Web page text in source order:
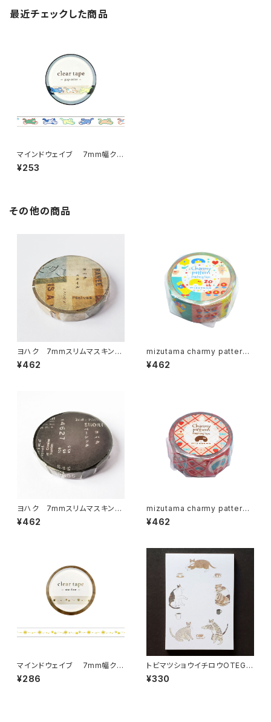
最近チェックした商品
マインドウェイブ 7mm幅クリ
アテープ 95640 pop color
ねこ ネコ猫
¥253
その他の商品
ヨハク 7mmスリムマスキング
テープ スタイル L-002
¥462
mizutama charmy pattern
マスキングテープ うきうきパタ
ーン
¥462
ヨハク 7mmスリムマスキング
テープ ベーシック L-001
¥462
mizutama charmy pattern
マスキングテープ ショートケー
キパターン
¥462
マインドウェイブ 7mm幅クリ
アテープ箔押し 95296 star li
ne
¥286
トビマツショウイチロウOTEGA
RU MEMO 猫三昧 メモ帳
¥330